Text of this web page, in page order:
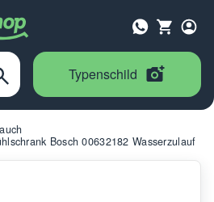
Typenschild
Bosch 00632182 Wasserzulauf